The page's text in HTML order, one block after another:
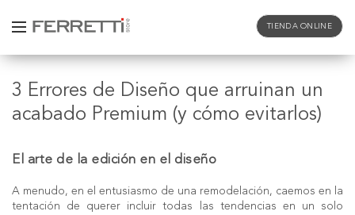
TIENDA ONLINE
3 Errores de Diseño que arruinan un
acabado Premium (y cómo evitarlos)
El arte de la edición en el diseño
A menudo, en el entusiasmo de una remodelación, caemos en la
tentación de querer incluir todas las tendencias en un solo